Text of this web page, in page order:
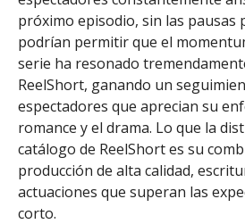
próximo episodio, sin las pausas
podrían permitir que el
serie ha resonado
ReelShort, ganando un
espectadores que aprecian su
romance y el drama. Lo que la
catálogo de ReelShort es su
producción de alta calidad,
actuaciones que superan las
corto.